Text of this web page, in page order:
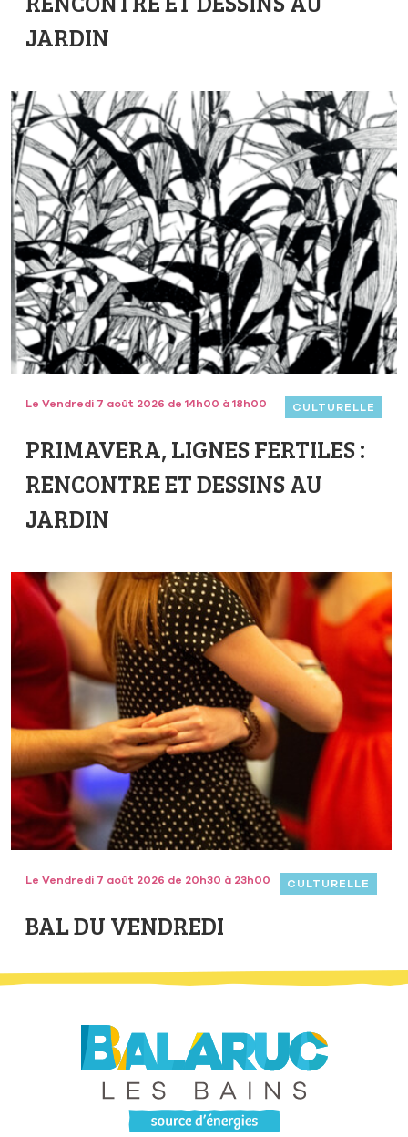
JARDIN
Le Vendredi 7 août 2026 de 14h00 à 18h00 CULTURELLE
PRIMAVERA, LIGNES FERTILES :
RENCONTRE ET DESSINS AU
JARDIN
Le Vendredi 7 août 2026 de 20h30 à 23h00 CULTURELLE
BAL DU VENDREDI